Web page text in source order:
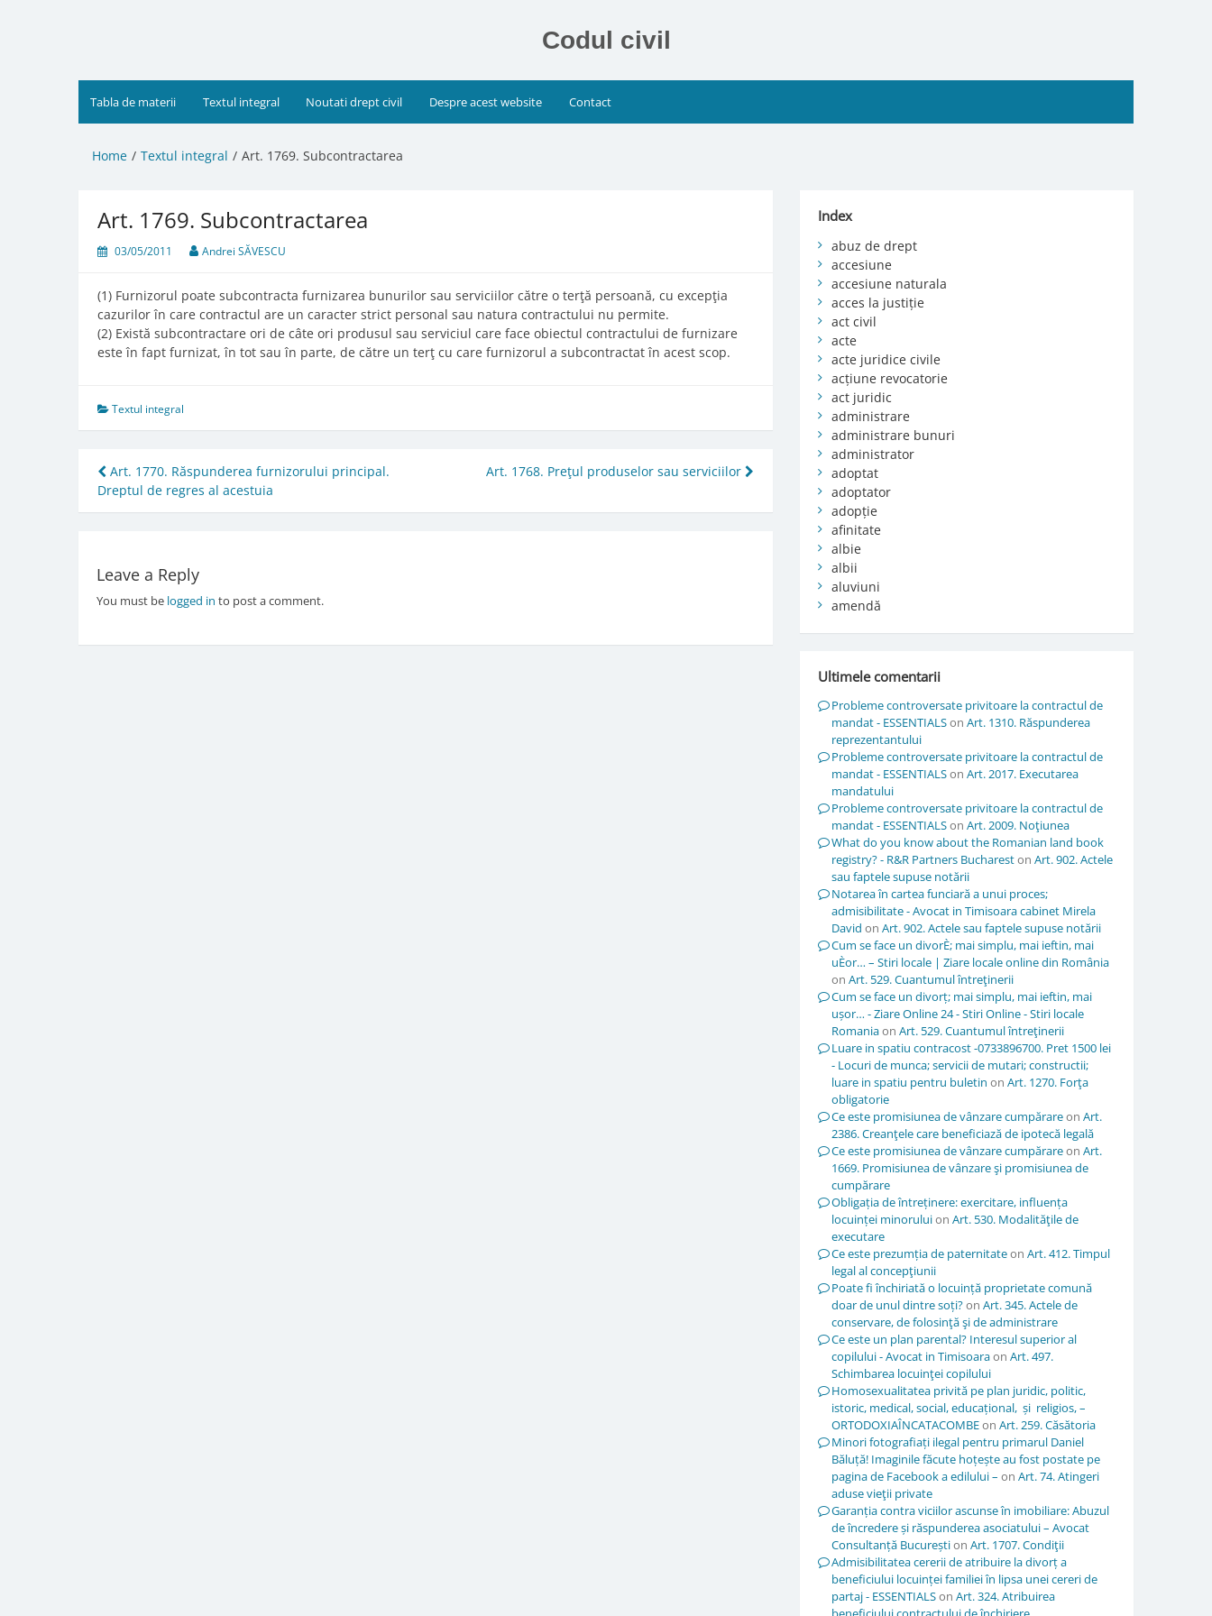
Codul civil
Tabla de materii Textul integral Noutati drept civil Despre acest website Contact
Home Textul integral Art. 1769. Subcontractarea
Art. 1769. Subcontractarea
03/05/2011 Andrei SĂVESCU
(1) Furnizorul poate subcontracta furnizarea bunurilor sau serviciilor către o terţă persoană, cu excepţia
cazurilor în care contractul are un caracter strict personal sau natura contractului nu permite.
(2) Există subcontractare ori de câte ori produsul sau serviciul care face obiectul contractului de furnizare
este în fapt furnizat, în tot sau în parte, de către un terţ cu care furnizorul a subcontractat în acest scop.
Textul integral
Post
navigation
Art. 1770. Răspunderea furnizorului principal.
Dreptul de regres al acestuia
Art. 1768. Preţul produselor sau serviciilor
Leave a Reply
You must be logged in to post a comment.
Index
abuz de drept
accesiune
accesiune naturala
acces la justiție
act civil
acte
acte juridice civile
acțiune revocatorie
act juridic
administrare
administrare bunuri
administrator
adoptat
adoptator
adopție
afinitate
albie
albii
aluviuni
amendă
Ultimele comentarii
Probleme controversate privitoare la contractul de
mandat - ESSENTIALSon Art. 1310. Răspunderea
reprezentantului
Probleme controversate privitoare la contractul de
mandat - ESSENTIALSon Art. 2017. Executarea
mandatului
Probleme controversate privitoare la contractul de
mandat - ESSENTIALSon Art. 2009. Noţiunea
What do you know about the Romanian land book
registry? - R&R Partners Buchareston Art. 902. Actele
sau faptele supuse notării
Notarea în cartea funciară a unui proces;
admisibilitate - Avocat in Timisoara cabinet Mirela
David on Art. 902. Actele sau faptele supuse notării
Cum se face un divorÈ; mai simplu, mai ieftin, mai
uÈor… – Stiri locale | Ziare locale online din România
on Art. 529. Cuantumul întreţinerii
Cum se face un divorț; mai simplu, mai ieftin, mai
ușor… - Ziare Online 24 - Stiri Online - Stiri locale
Romaniaon Art. 529. Cuantumul întreţinerii
Luare in spatiu contracost -0733896700. Pret 1500 lei
- Locuri de munca; servicii de mutari; constructii;
luare in spatiu pentru buletin on Art. 1270. Forţa
obligatorie
Ce este promisiunea de vânzare cumpărareon Art.
2386. Creanţele care beneficiază de ipotecă legală
Ce este promisiunea de vânzare cumpărareon Art.
1669. Promisiunea de vânzare şi promisiunea de
cumpărare
Obligația de întreținere: exercitare, influența
locuinței minoruluion Art. 530. Modalităţile de
executare
Ce este prezumția de paternitateon Art. 412. Timpul
legal al concepţiunii
Poate fi închiriată o locuință proprietate comună
doar de unul dintre soți?on Art. 345. Actele de
conservare, de folosinţă şi de administrare
Ce este un plan parental? Interesul superior al
copilului - Avocat in Timisoaraon Art. 497.
Schimbarea locuinţei copilului
Homosexualitatea privită pe plan juridic, politic,
istoric, medical, social, educațional, și religios, –
ORTODOXIAÎNCATACOMBEon Art. 259. Căsătoria
Minori fotografiați ilegal pentru primarul Daniel
Băluță! Imaginile făcute hoțește au fost postate pe
pagina de Facebook a edilului – on Art. 74. Atingeri
aduse vieţii private
Garanția contra viciilor ascunse în imobiliare: Abuzul
de încredere și răspunderea asociatului – Avocat
Consultanță Bucureștion Art. 1707. Condiţii
Admisibilitatea cererii de atribuire la divorț a
beneficiului locuinței familiei în lipsa unei cereri de
partaj - ESSENTIALSon Art. 324. Atribuirea